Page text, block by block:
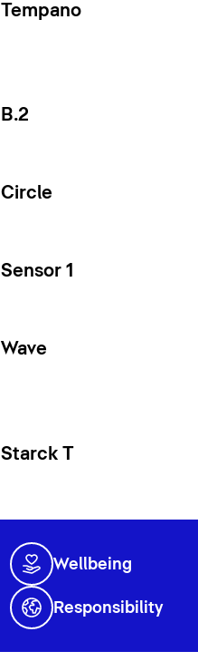
Tempano
B.2
Circle
Sensor 1
Wave
Starck T
Wellbeing
Responsibility